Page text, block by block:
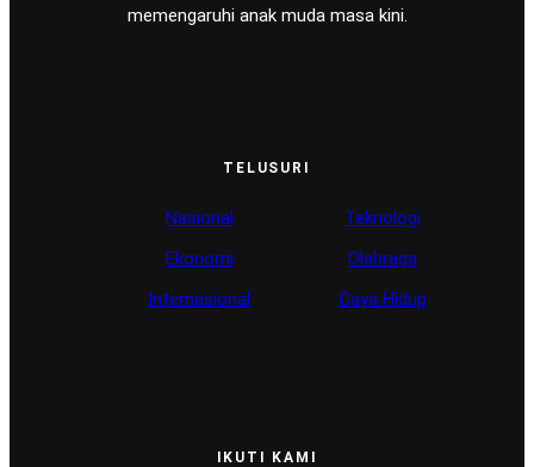
memengaruhi anak muda masa kini.
TELUSURI
Nasional
Ekonomi
Internasional
Teknologi
Olahraga
Gaya Hidup
IKUTI KAMI